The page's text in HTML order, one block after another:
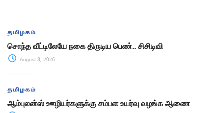
தமிழகம்
சொந்த வீட்டிலேயே நகை திருடிய பெண்.. சிசிடிவி
August 8, 2026
தமிழகம்
ஆம்புலன்ஸ் ஊழியர்களுக்கு சம்பள உயர்வு வழங்க ஆணை